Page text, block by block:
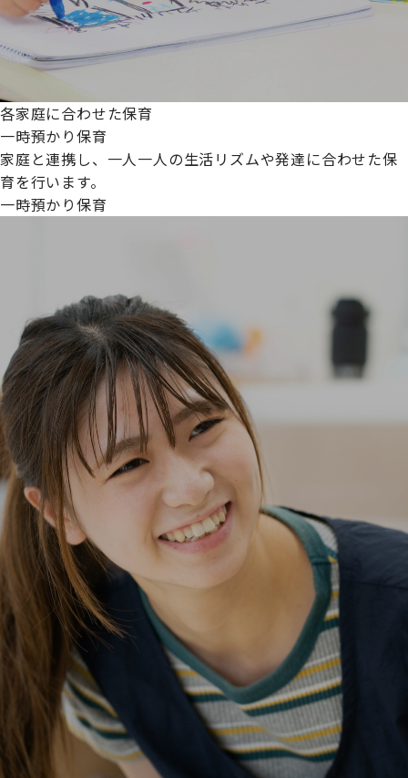
各家庭に合わせた保育
一時預かり保育
家庭と連携し、一人一人の生活リズムや発達に合わせた保
育を行います。
一時預かり保育